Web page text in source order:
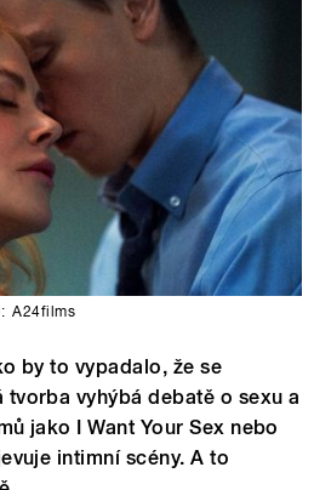
A24films
by to vypadalo, že se
vyhýbá debatě o sexu a
jako I Want Your Sex nebo
intimní scény. A to